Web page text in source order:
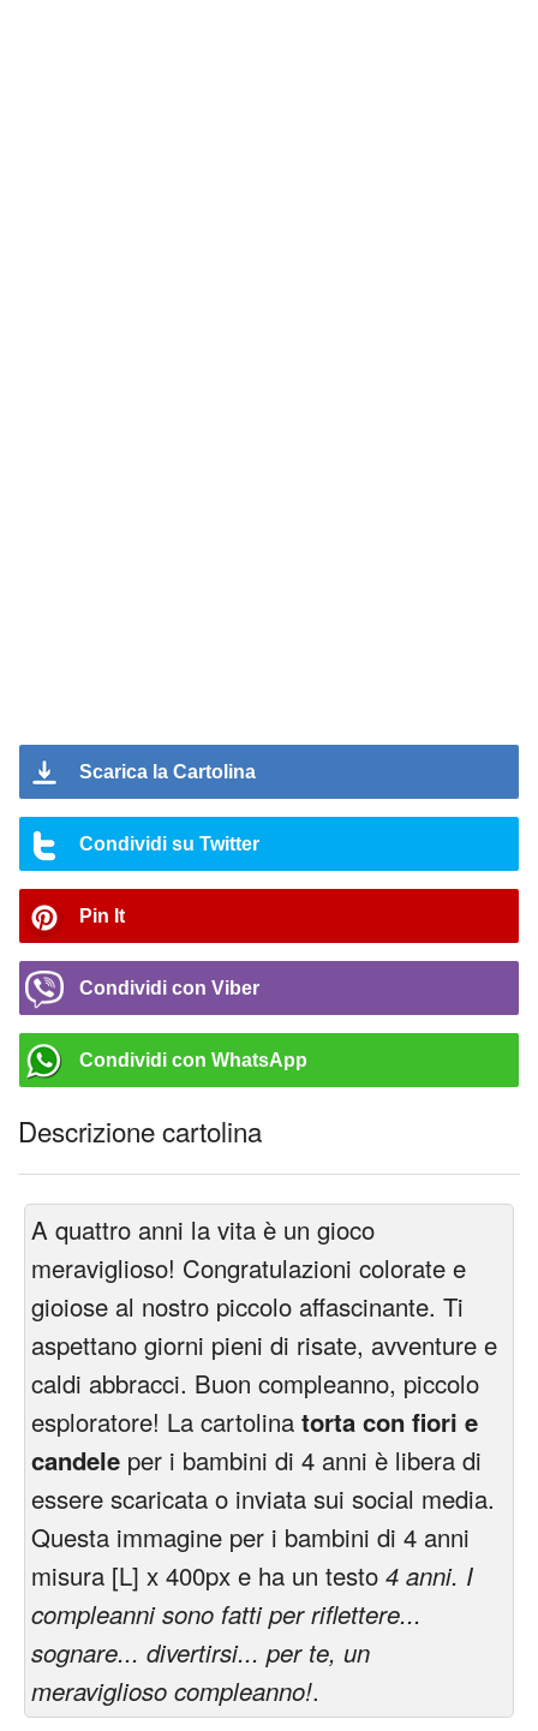
Scarica la Cartolina
Condividi su Twitter
Pin It
Condividi con Viber
Condividi con WhatsApp
Descrizione cartolina
A quattro anni la vita è un gioco
meraviglioso! Congratulazioni colorate e
gioiose al nostro piccolo affascinante. Ti
aspettano giorni pieni di risate, avventure e
caldi abbracci. Buon compleanno, piccolo
esploratore! La cartolina torta con fiori e
candele per i bambini di 4 anni è libera di
essere scaricata o inviata sui social media.
Questa immagine per i bambini di 4 anni
misura [L] x 400px e ha un testo 4 anni. I
compleanni sono fatti per riflettere...
sognare... divertirsi... per te, un
meraviglioso compleanno!.